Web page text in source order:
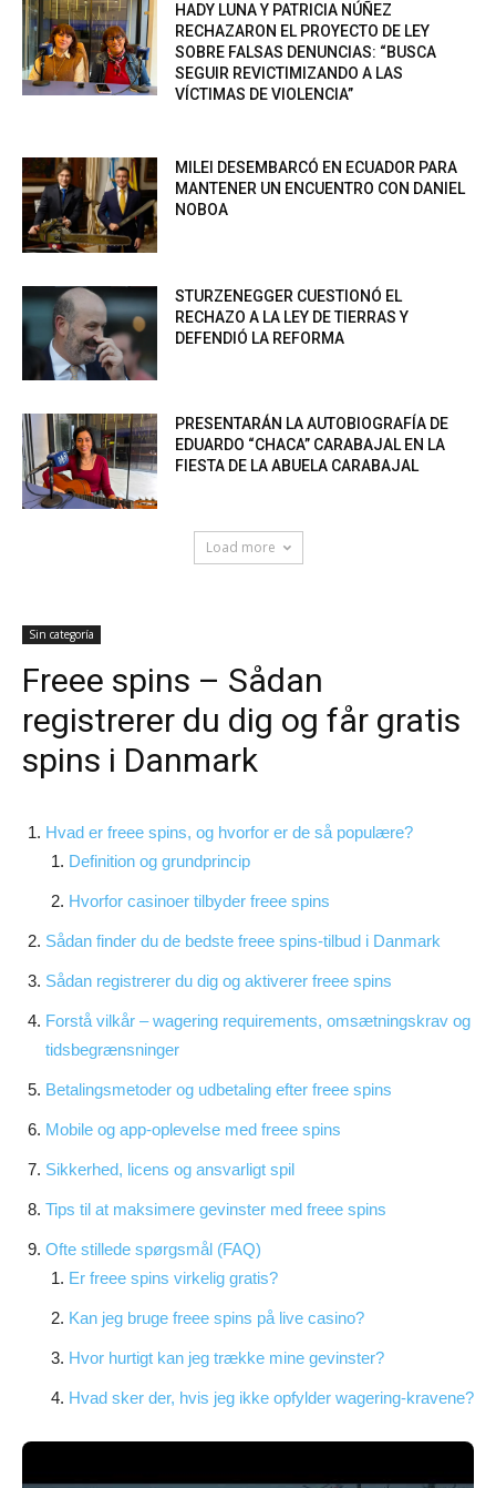
HADY LUNA Y PATRICIA NÚÑEZ
RECHAZARON EL PROYECTO DE LEY
SOBRE FALSAS DENUNCIAS: “BUSCA
SEGUIR REVICTIMIZANDO A LAS
VÍCTIMAS DE VIOLENCIA”
MILEI DESEMBARCÓ EN ECUADOR PARA
MANTENER UN ENCUENTRO CON DANIEL
NOBOA
STURZENEGGER CUESTIONÓ EL
RECHAZO A LA LEY DE TIERRAS Y
DEFENDIÓ LA REFORMA
PRESENTARÁN LA AUTOBIOGRAFÍA DE
EDUARDO “CHACA” CARABAJAL EN LA
FIESTA DE LA ABUELA CARABAJAL
Load more